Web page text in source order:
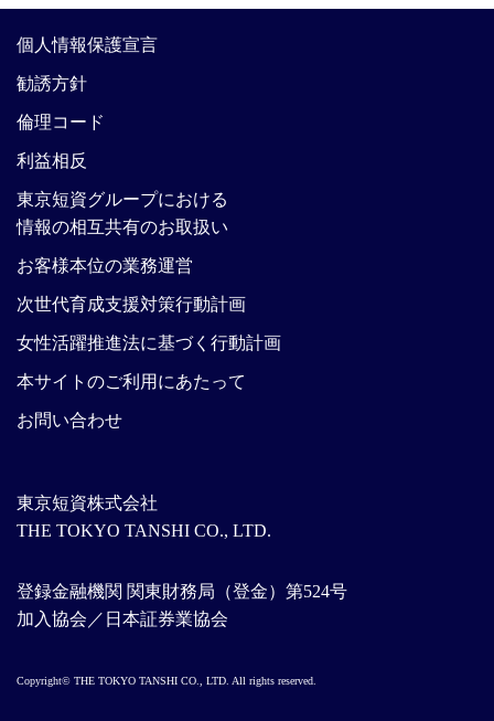
東京短資株式会社
THE TOKYO TANSHI CO., LTD.
登録金融機関 関東財務局（登金）第524号
加入協会／日本証券業協会
個人情報保護宣言
勧誘方針
倫理コード
利益相反
東京短資グループにおける
情報の相互共有のお取扱い
お客様本位の業務運営
次世代育成支援対策行動計画
女性活躍推進法に基づく行動計画
本サイトのご利用にあたって
お問い合わせ
Copyright© THE TOKYO TANSHI CO., LTD. All rights reserved.